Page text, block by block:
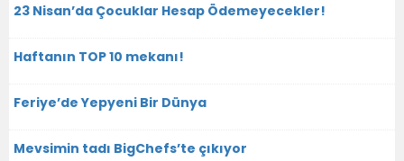
23 Nisan’da Çocuklar Hesap Ödemeyecekler!
Haftanın TOP 10 mekanı!
Feriye’de Yepyeni Bir Dünya
Mevsimin tadı BigChefs’te çıkıyor